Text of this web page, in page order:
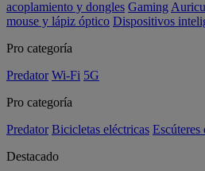
acoplamiento y dongles Gaming
mouse y lápiz óptico Dispositivos
Pro categoría
Predator Wi-Fi 5G
Pro categoría
Predator Bicicletas eléctricas Escúteres
Destacado